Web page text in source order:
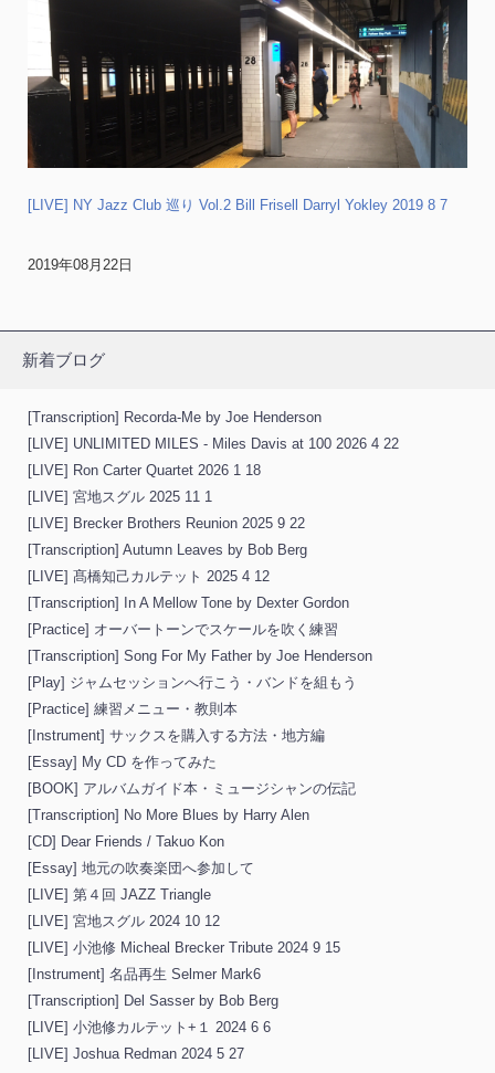
[LIVE] NY Jazz Club 巡り Vol.2 Bill Frisell Darryl Yokley 2019 8 7
2019年08月22日
新着ブログ
[Transcription] Recorda-Me by Joe Henderson
[LIVE] UNLIMITED MILES - Miles Davis at 100 2026 4 22
[LIVE] Ron Carter Quartet 2026 1 18
[LIVE] 宮地スグル 2025 11 1
[LIVE] Brecker Brothers Reunion 2025 9 22
[Transcription] Autumn Leaves by Bob Berg
[LIVE] 髙橋知己カルテット 2025 4 12
[Transcription] In A Mellow Tone by Dexter Gordon
[Practice] オーバートーンでスケールを吹く練習
[Transcription] Song For My Father by Joe Henderson
[Play] ジャムセッションへ行こう・バンドを組もう
[Practice] 練習メニュー・教則本
[Instrument] サックスを購入する方法・地方編
[Essay] My CD を作ってみた
[BOOK] アルバムガイド本・ミュージシャンの伝記
[Transcription] No More Blues by Harry Alen
[CD] Dear Friends / Takuo Kon
[Essay] 地元の吹奏楽団へ参加して
[LIVE] 第４回 JAZZ Triangle
[LIVE] 宮地スグル 2024 10 12
[LIVE] 小池修 Micheal Brecker Tribute 2024 9 15
[Instrument] 名品再生 Selmer Mark6
[Transcription] Del Sasser by Bob Berg
[LIVE] 小池修カルテット+１ 2024 6 6
[LIVE] Joshua Redman 2024 5 27